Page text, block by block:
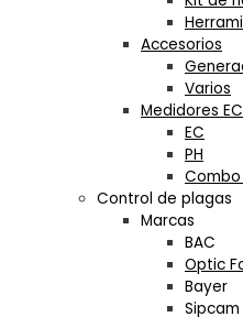
Accesorios
Varios
Medidores
EC
PH
Combo
Control de plagas
Marcas
BAC
Optic
Bayer